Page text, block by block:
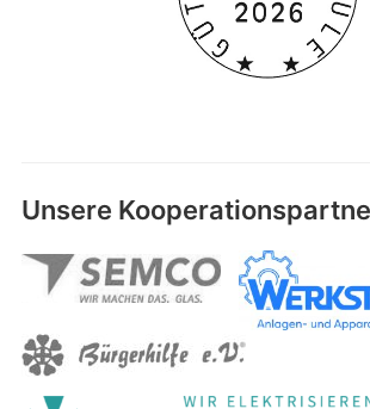
Unsere